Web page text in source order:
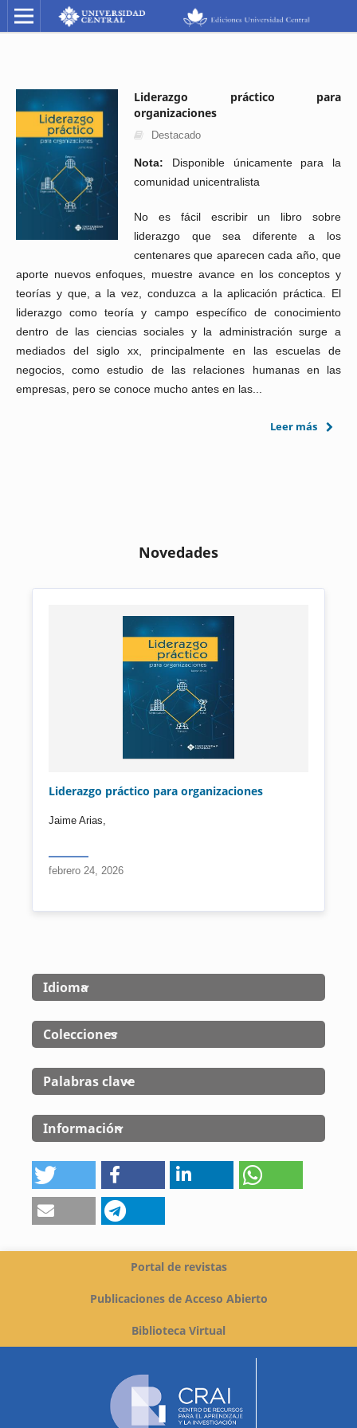
Liderazgo práctico para
organizaciones
Destacado
Nota: Disponible únicamente para la
comunidad unicentralista
No es fácil escribir un libro sobre
liderazgo que sea diferente a los
centenares que aparecen cada año, que
aporte nuevos enfoques, muestre avance en los conceptos y
teorías y que, a la vez, conduzca a la aplicación práctica. El
liderazgo como teoría y campo específico de conocimiento
dentro de las ciencias sociales y la administración surge a
mediados del siglo xx, principalmente en las escuelas de
negocios, como estudio de las relaciones humanas en las
empresas, pero se conoce mucho antes en las...
Leer más
Novedades
Liderazgo práctico para organizaciones
Jaime Arias,
febrero 24, 2026
Idioma
Colecciones
Palabras clave
Información
Portal de revistas
Publicaciones de Acceso Abierto
Biblioteca Virtual